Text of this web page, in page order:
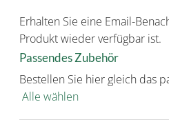
Erhalten Sie eine Email-
Produkt wieder verfügbar ist.
Passendes Zubehör
Bestellen Sie hier gleich das
Alle wählen